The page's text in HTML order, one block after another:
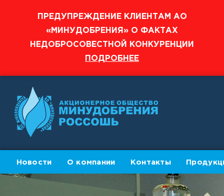
ПРЕДУПРЕЖДЕНИЕ КЛИЕНТАМ АО
«МИНУДОБРЕНИЯ» О ФАКТАХ
НЕДОБРОСОВЕСТНОЙ КОНКУРЕНЦИИ
ПОДРОБНЕЕ
Новости О компании Контакты